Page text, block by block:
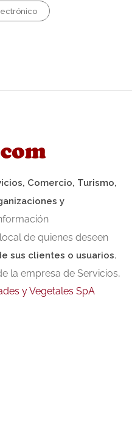
desarrollo web,
Comercio, Turismo,
y
de quienes deseen
sus clientes o usuarios.
la empresa de Servicios,
y Vegetales SpA